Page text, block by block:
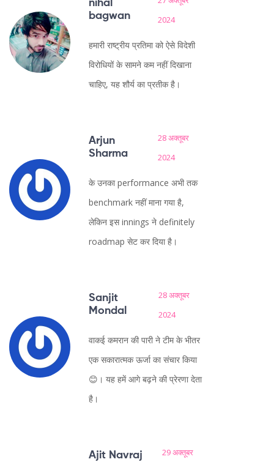
nihal
bagwan
2024
हमारी राष्ट्रीय प्रतिमा को ऐसे विदेशी
विरोधियों के सामने कम नहीं दिखाना
चाहिए, यह शौर्य का प्रतीक है।
Arjun
Sharma
28 अक्तूबर
2024
के उनका performance अभी तक
benchmark नहीं माना गया है,
लेकिन इस innings ने definitely
roadmap सेट कर दिया है।
Sanjit
Mondal
28 अक्तूबर
2024
वाकई कमरान की पारी ने टीम के भीतर
एक सकारात्मक ऊर्जा का संचार किया
😊। यह हमें आगे बढ़ने की प्रेरणा देता
है।
Ajit Navraj
29 अक्तूबर